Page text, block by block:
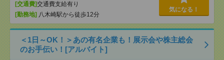
[交通費]交通費支給有り
[勤務地] 八木崎駅から徒歩12分
気になる！
＜1日～OK！＞あの有名企業も！展示会や株主総会
のお手伝い！[アルバイト]